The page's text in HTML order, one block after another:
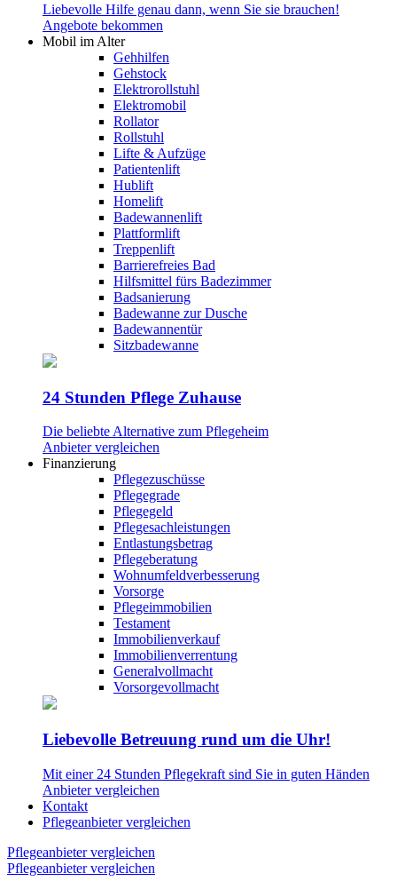
Liebevolle Hilfe genau dann, wenn Sie sie brauchen!
Angebote bekommen
Mobil im Alter
Gehhilfen
Gehstock
Elektrorollstuhl
Elektromobil
Rollator
Rollstuhl
Lifte & Aufzüge
Patientenlift
Hublift
Homelift
Badewannenlift
Plattformlift
Treppenlift
Barrierefreies Bad
Hilfsmittel fürs Badezimmer
Badsanierung
Badewanne zur Dusche
Badewannentür
Sitzbadewanne
24 Stunden Pflege Zuhause
Die beliebte Alternative zum Pflegeheim
Anbieter vergleichen
Finanzierung
Pflegezuschüsse
Pflegegrade
Pflegegeld
Pflegesachleistungen
Entlastungsbetrag
Pflegeberatung
Wohnumfeldverbesserung
Vorsorge
Pflegeimmobilien
Testament
Immobilienverkauf
Immobilienverrentung
Generalvollmacht
Vorsorgevollmacht
Liebevolle Betreuung rund um die Uhr!
Mit einer 24 Stunden Pflegekraft sind Sie in guten Händen
Anbieter vergleichen
Kontakt
Pflegeanbieter vergleichen
Pflegeanbieter vergleichen
Pflegeanbieter vergleichen